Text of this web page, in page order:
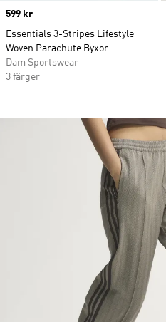
Price
599 kr
Essentials 3-Stripes Lifestyle
Woven Parachute Byxor
Dam Sportswear
3 färger